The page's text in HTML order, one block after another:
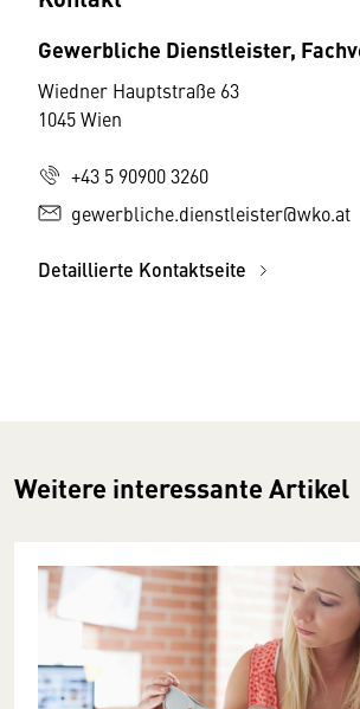
Gewerbliche Dienstleister,
Wiedner Hauptstraße 63
1045 Wien
+43 5 90900 3260
gewerbliche.dienstleister@wko.at
Detaillierte Kontaktseite
Weitere interessante Artikel